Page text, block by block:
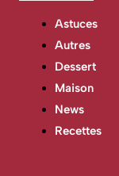
Astuces
Autres
Dessert
Maison
News
Recettes